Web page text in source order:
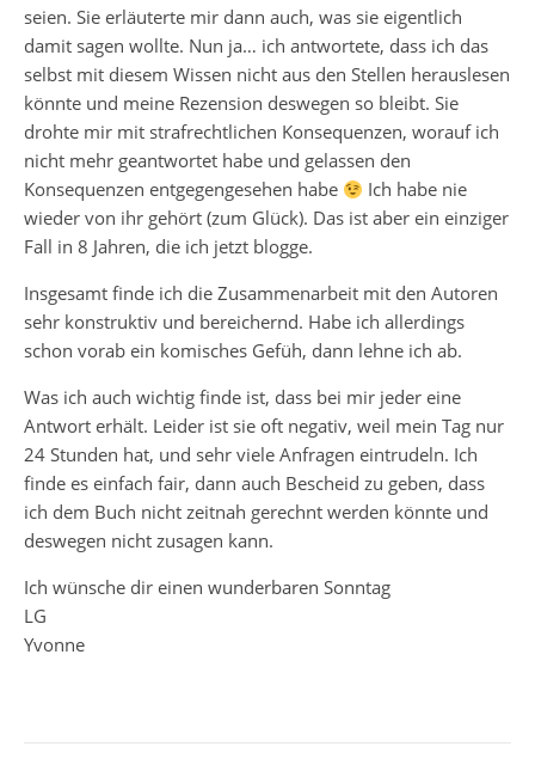
seien. Sie erläuterte mir dann auch, was sie eigentlich
damit sagen wollte. Nun ja… ich antwortete, dass ich das
selbst mit diesem Wissen nicht aus den Stellen herauslesen
könnte und meine Rezension deswegen so bleibt. Sie
drohte mir mit strafrechtlichen Konsequenzen, worauf ich
nicht mehr geantwortet habe und gelassen den
Konsequenzen entgegengesehen habe
Ich habe nie
wieder von ihr gehört (zum Glück). Das ist aber ein einziger
Fall in 8 Jahren, die ich jetzt blogge.
Insgesamt finde ich die Zusammenarbeit mit den Autoren
sehr konstruktiv und bereichernd. Habe ich allerdings
schon vorab ein komisches Gefüh, dann lehne ich ab.
Was ich auch wichtig finde ist, dass bei mir jeder eine
Antwort erhält. Leider ist sie oft negativ, weil mein Tag nur
24 Stunden hat, und sehr viele Anfragen eintrudeln. Ich
finde es einfach fair, dann auch Bescheid zu geben, dass
ich dem Buch nicht zeitnah gerechnt werden könnte und
deswegen nicht zusagen kann.
Ich wünsche dir einen wunderbaren Sonntag
LG
Yvonne